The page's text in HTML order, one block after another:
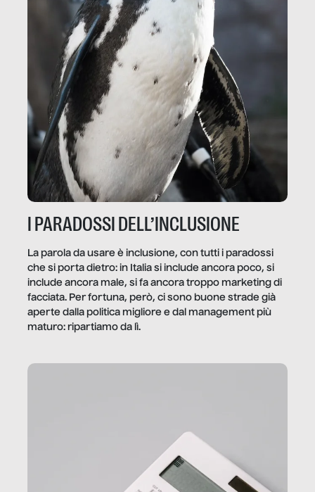
I PARADOSSI DELL’INCLUSIONE
La parola da usare è inclusione, con tutti i paradossi
che si porta dietro: in Italia si include ancora poco, si
include ancora male, si fa ancora troppo marketing di
facciata. Per fortuna, però, ci sono buone strade già
aperte dalla politica migliore e dal management più
maturo: ripartiamo da lì.